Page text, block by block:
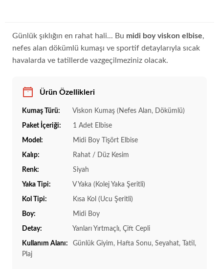
Günlük şıklığın en rahat hali... Bu midi boy viskon elbise,
nefes alan dökümlü kumaşı ve sportif detaylarıyla sıcak
havalarda ve tatillerde vazgeçilmeziniz olacak.
Ürün Özellikleri
Kumaş Türü: Viskon Kumaş (Nefes Alan, Dökümlü)
Paket İçeriği: 1 Adet Elbise
Model: Midi Boy Tişört Elbise
Kalıp: Rahat / Düz Kesim
Renk: Siyah
Yaka Tipi: V Yaka (Kolej Yaka Şeritli)
Kol Tipi: Kısa Kol (Ucu Şeritli)
Boy: Midi Boy
Detay: Yanları Yırtmaçlı, Çift Cepli
Kullanım Alanı:
Günlük Giyim, Hafta Sonu, Seyahat, Tatil,
Plaj